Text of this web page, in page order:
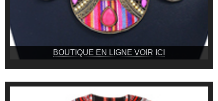
BOUTIQUE EN LIGNE VOIR ICI